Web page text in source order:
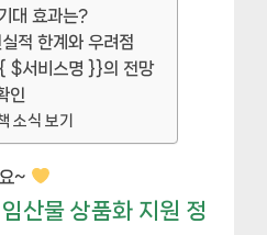
대 효과는?
적 한계와 우려점
$서비스명 }}의 전망
인
소식 보기
~
산물 상품화 지원 정